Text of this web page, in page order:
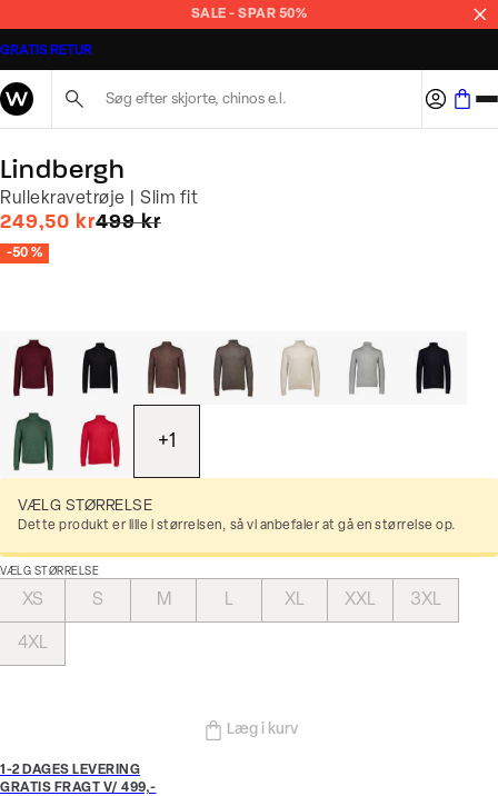
SALE - SPAR 50%
GRATIS RETUR
Lindbergh
Rullekravetrøje | Slim fit
249,50 krI alt (uden rabat)
499 kr
-50 %
+1
VÆLG STØRRELSE
Dette produkt er lille i størrelsen, så vi anbefaler at gå en størrelse op.
VÆLG STØRRELSE
XS S M L XL XXL 3XL
4XL
Læg i kurv
1-2 DAGES LEVERING
GRATIS FRAGT V/ 499,-